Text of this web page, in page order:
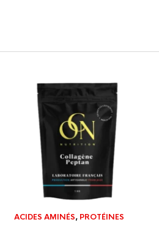
ACIDES AMINÉS, PROTÉINES